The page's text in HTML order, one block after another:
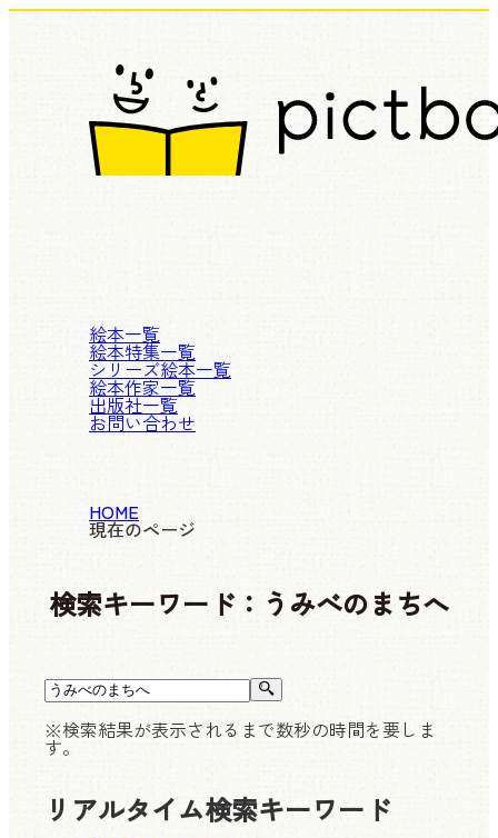
絵本一覧
絵本特集一覧
シリーズ絵本一覧
絵本作家一覧
出版社一覧
お問い合わせ
HOME
現在のページ
検索キーワード： うみべのまちへ
※検索結果が表示されるまで数秒の時間を要しま
す。
リアルタイム検索キーワード